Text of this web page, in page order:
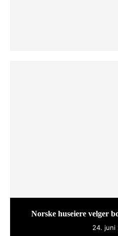
Norske huseiere velger
24. juni